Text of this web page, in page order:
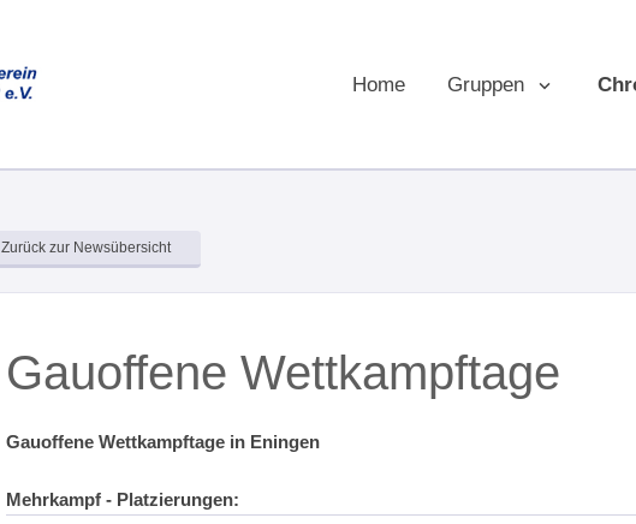
Home Gruppen
Zurück zur Newsübersicht
Gauoffene Wettkampftage
Gauoffene Wettkampftage in Eningen
Mehrkampf - Platzierungen: